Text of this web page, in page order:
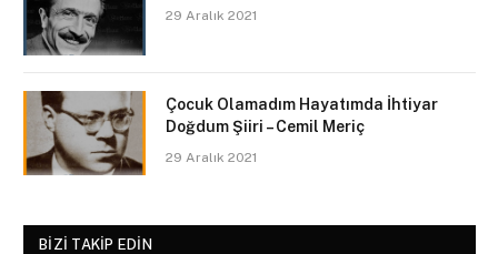
29 Aralık 2021
Çocuk Olamadım Hayatımda İhtiyar
Doğdum Şiiri – Cemil Meriç
29 Aralık 2021
BIZI TAKIP EDIN